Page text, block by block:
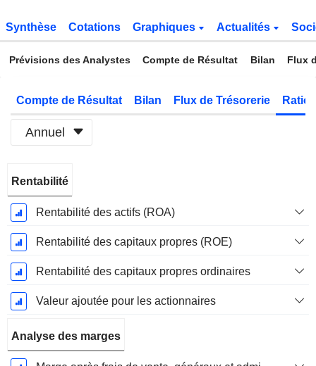
Synthèse Cotations Graphiques Actualités
Prévisions des Analystes Compte de Résultat Bilan Flux
Compte de Résultat Bilan Flux de Trésorerie
Annuel
Fiscale:
Décembre
Rentabilité
Rentabilité des actifs (ROA)
Rentabilité des capitaux propres (ROE)
Rentabilité des capitaux propres ordinaires
Valeur ajoutée pour les actionnaires
Analyse des marges